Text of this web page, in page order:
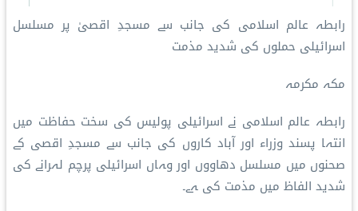
رابطہ عالم اسلامی کی جانب سے مسجدِ اقصیٰ پر مسلسل
اسرائیلی حملوں کی شدید مذمت
مکہ مکرمہ
رابطہ عالم اسلامی نے اسرائیلی پولیس کی سخت حفاظت میں
انتہا پسند وزراء اور آباد کاروں کی جانب سے مسجدِ اقصی کے
صحنوں میں مسلسل دهاووں اور وہاں اسرائیلی پرچم لہرانے کی
شدید الفاظ میں مذمت کی ہے۔